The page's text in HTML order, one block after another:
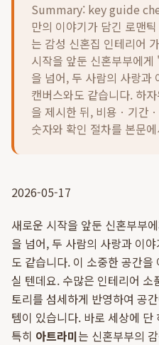
Summary: key guide
만의 이야기가 담긴 로맨
는 감성 신혼집 인테리어
시작을 앞둔 신혼부부에
을 넘어, 두 사람의 사랑과
캔버스와도 같습니다. 하
을 제시한 뒤, 비용ㆍ기간
숫자와 확인 절차를 본문
2026-05-17
새로운 시작을 앞둔 신혼부부
을 넘어, 두 사람의 사랑과 이
도 같습니다. 이 소중한 공간
실 텐데요. 수많은 인테리어
토리를 섬세하게 반영하여 공
템이 있습니다. 바로 세상에 단
특히 아트라미는 신혼부부의